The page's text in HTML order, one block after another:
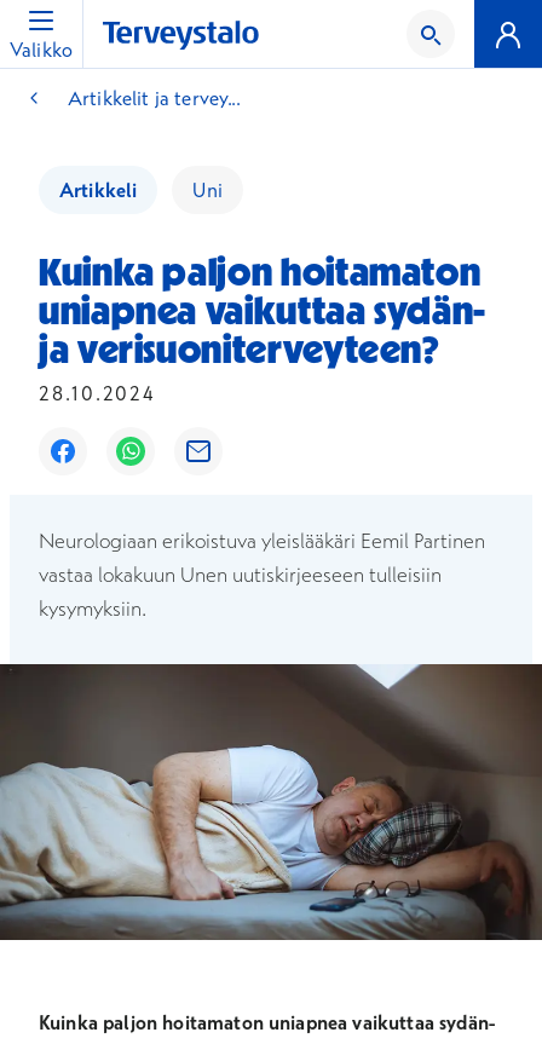
Valikko
Artikkelit ja tervey...
Artikkeli Uni
Kuinka paljon hoitamaton
uniapnea vaikuttaa sydän-
ja verisuoniterveyteen?
28.10.2024
Avautuu uuteen ikkunaan
Avautuu uuteen ikkunaan
Avautuu uuteen ikkunaan
Neurologiaan erikoistuva yleislääkäri Eemil Partinen
vastaa lokakuun Unen uutiskirjeeseen tulleisiin
kysymyksiin.
Kuinka paljon hoitamaton uniapnea vaikuttaa sydän-